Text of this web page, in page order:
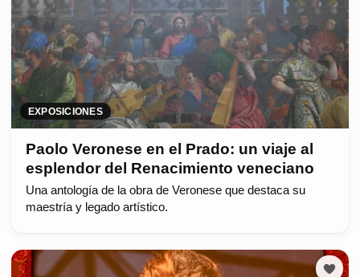
EXPOSICIONES
Paolo Veronese en el Prado: un viaje al
esplendor del Renacimiento veneciano
Una antología de la obra de Veronese que destaca su
maestría y legado artístico.